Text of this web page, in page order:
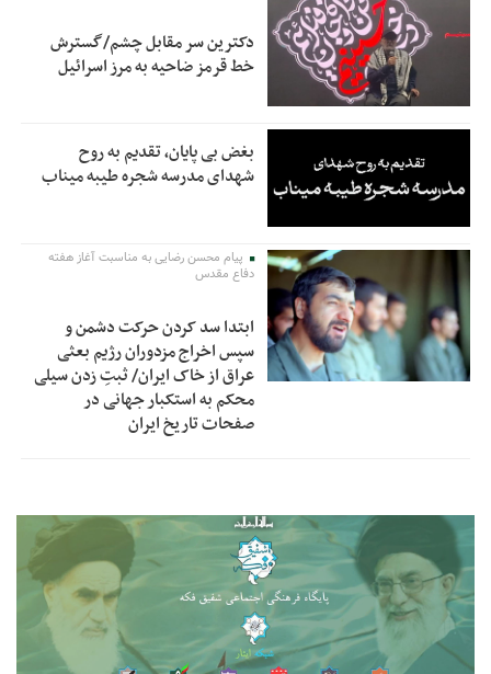
دکترین سر مقابل چشم/گسترش
خط قرمز ضاحیه به مرز اسرائیل
بغض بی پایان، تقدیم به روح
شهدای مدرسه شجره طیبه میناب
پیام محسن رضایی به مناسبت آغاز هفته
دفاع مقدس
ابتدا سد کردن حرکت دشمن و
سپس اخراج مزدوران رژیم بعثی
عراق از خاک ایران/ ثبتِ زدن سیلی
محکم به استکبار جهانی در
صفحات تاریخ ایران